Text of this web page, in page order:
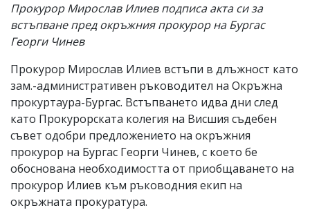
отговорност
за
тях!
Ако
обиден
за
вас
коментар,
моля
сигнализирайте
ни!
Прокурор Мирослав Илиев подписа акта си за
встъпване пред окръжния прокурор на Бургас
Георги Чинев
Прокурор Мирослав Илиев встъпи в длъжност като
зам.-административен ръководител на Окръжна
прокуртаура-Бургас. Встъпването идва дни след
като Прокурорската колегия на Висшия съдебен
съвет одобри предложението на окръжния
прокурор на Бургас Георги Чинев, с което бе
обоснована необходимостта от приобщаването на
прокурор Илиев към ръководния екип на
окръжната прокуратура.